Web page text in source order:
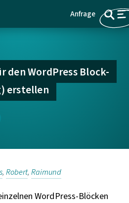
Menü
Anfrage
den WordPress Block-
erstellen
, Robert, Raimund
WordPress-Blöcken